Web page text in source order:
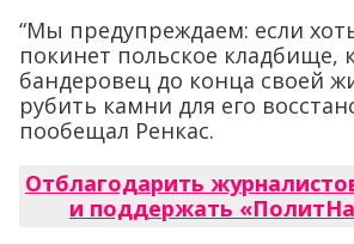
“Мы предупреждаем: если
покинет польское кладбище,
бандеровец до конца своей
рубить камни для его
пообещал Ренкас.
Отблагодарить
и поддержать